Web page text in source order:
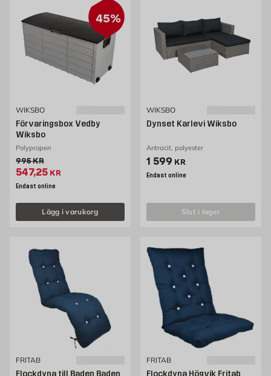
45%
WIKSBO
Förvaringsbox Vedby
Wiksbo
Polypropen
Gammalt pris 995 kr
995KR
Extrapris 547.25 kr
547,25 KR
Endast online
Lägg i varukorg
WIKSBO
Dynset Karlevi Wiksbo
Antracit, polyester
Pris 1599 kr
1 599 KR
Endast online
slut i lager
FRITAB
Flockdyna till Baden Baden
FRITAB
Flockdyna Högvik Fritab